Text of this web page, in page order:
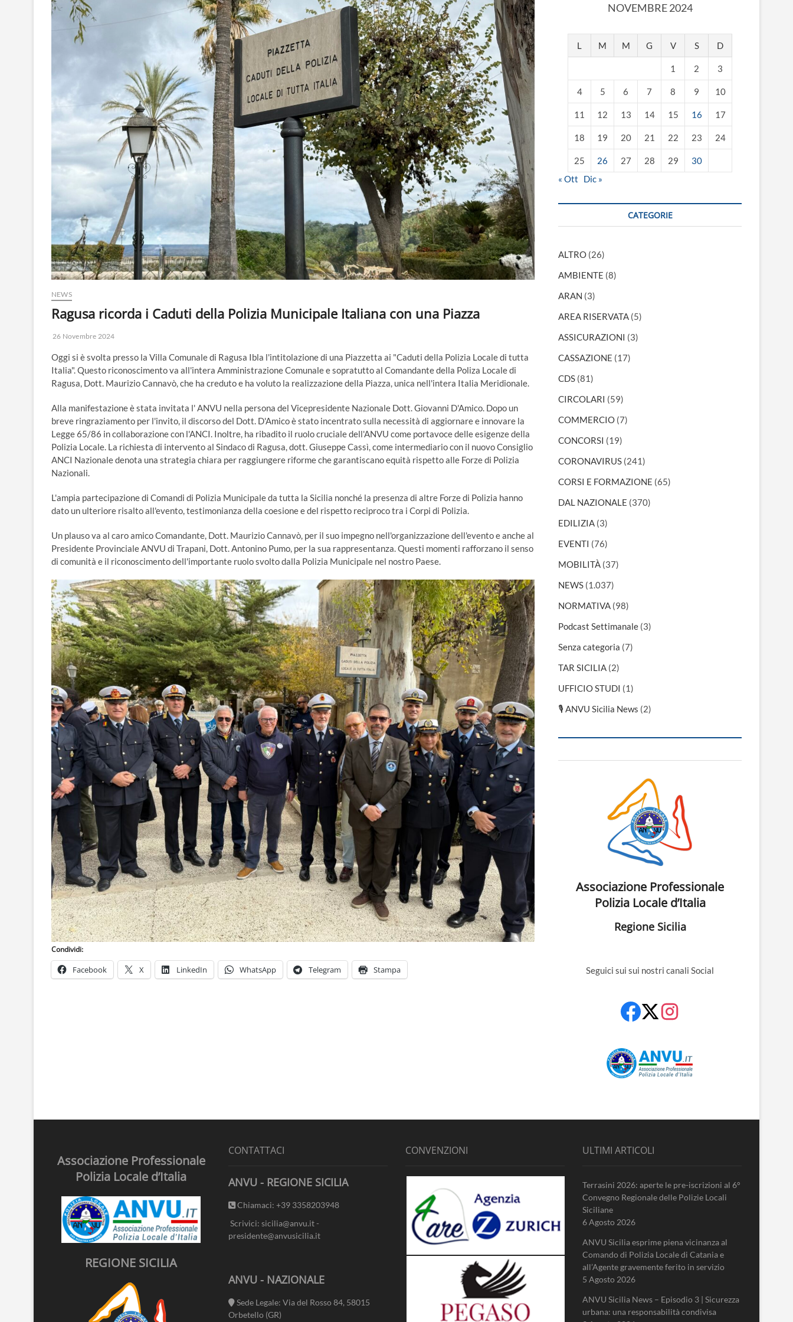
NEWS
Ragusa ricorda i Caduti della Polizia Municipale Italiana con una Piazza
26 Novembre 2024
Oggi si è svolta presso la Villa Comunale di Ragusa Ibla l'intitolazione di una Piazzetta ai "Caduti della Polizia Locale di tutta
Italia". Questo riconoscimento va all'intera Amministrazione Comunale e sopratutto al Comandante della Poliza Locale di
Ragusa, Dott. Maurizio Cannavò, che ha creduto e ha voluto la realizzazione della Piazza, unica nell'intera Italia Meridionale.
Alla manifestazione è stata invitata l' ANVU nella persona del Vicepresidente Nazionale Dott. Giovanni D'Amico. Dopo un
breve ringraziamento per l'invito, il discorso del Dott. D'Amico è stato incentrato sulla necessità di aggiornare e innovare la
Legge 65/86 in collaborazione con l'ANCI. Inoltre, ha ribadito il ruolo cruciale dell'ANVU come portavoce delle esigenze della
Polizia Locale. La richiesta di intervento al Sindaco di Ragusa, dott. Giuseppe Cassì, come intermediario con il nuovo Consiglio
ANCI Nazionale denota una strategia chiara per raggiungere riforme che garantiscano equità rispetto alle Forze di Polizia
Nazionali.
L'ampia partecipazione di Comandi di Polizia Municipale da tutta la Sicilia nonché la presenza di altre Forze di Polizia hanno
dato un ulteriore risalto all'evento, testimonianza della coesione e del rispetto reciproco tra i Corpi di Polizia.
Un plauso va al caro amico Comandante, Dott. Maurizio Cannavò, per il suo impegno nell'organizzazione dell'evento e anche al
Presidente Provinciale ANVU di Trapani, Dott. Antonino Pumo, per la sua rappresentanza. Questi momenti rafforzano il senso
di comunità e il riconoscimento dell'importante ruolo svolto dalla Polizia Municipale nel nostro Paese.
Condividi:
Facebook X LinkedIn WhatsApp Telegram Stampa
NOVEMBRE 2024
L M M G V S D
1 2 3
4 5 6 7 8 9 10
11 12 13 14 15 16 17
18 19 20 21 22 23 24
25 26 27 28 29
30
« Ott
Dic »
CATEGORIE
ALTRO (26)
AMBIENTE (8)
ARAN (3)
AREA RISERVATA (5)
ASSICURAZIONI (3)
CASSAZIONE (17)
CDS (81)
CIRCOLARI (59)
COMMERCIO (7)
CONCORSI (19)
CORONAVIRUS (241)
CORSI E FORMAZIONE (65)
DAL NAZIONALE (370)
EDILIZIA (3)
EVENTI (76)
MOBILITÀ (37)
NEWS (1.037)
NORMATIVA (98)
Podcast Settimanale (3)
Senza categoria (7)
TAR SICILIA (2)
UFFICIO STUDI (1)
🎙 ANVU Sicilia News (2)
Associazione Professionale
Polizia Locale d’Italia
Regione Sicilia
Seguici sui sui nostri canali Social
Associazione Professionale
Polizia Locale d’Italia
REGIONE SICILIA
CONTATTACI
ANVU - REGIONE SICILIA
Chiamaci: +39 3358203948
Scrivici: sicilia@anvu.it -
presidente@anvusicilia.it
ANVU - NAZIONALE
Sede Legale: Via del Rosso 84, 58015
Orbetello (GR)
CONVENZIONI ULTIMI ARTICOLI
Terrasini 2026: aperte le pre-iscrizioni al 6°
Convegno Regionale delle Polizie Locali
Siciliane
6 Agosto 2026
ANVU Sicilia esprime piena vicinanza al
Comando di Polizia Locale di Catania e
all’Agente gravemente ferito in servizio
5 Agosto 2026
ANVU Sicilia News – Episodio 3 | Sicurezza
urbana: una responsabilità condivisa